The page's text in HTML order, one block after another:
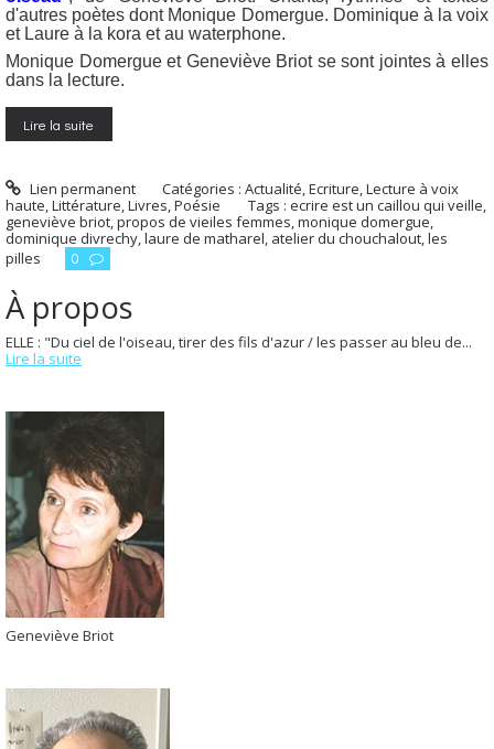
d'autres poètes dont Monique Domergue. Dominique à la voix
et Laure à la kora et au waterphone.
Monique Domergue et Geneviève Briot se sont jointes à elles
dans la lecture.
Lire la suite
Lien permanent Catégories :Actualité,Ecriture,Lecture à voix
haute,Littérature,Livres,Poésie Tags : ecrire est un caillou qui veille,
geneviève briot,propos de vieiles femmes,monique domergue,
dominique divrechy,laure de matharel, atelier du chouchalout,les
pilles
0
À propos
ELLE : "Du ciel de l'oiseau, tirer des fils d'azur / les passer au bleu de...
Lire la suite
Geneviève Briot